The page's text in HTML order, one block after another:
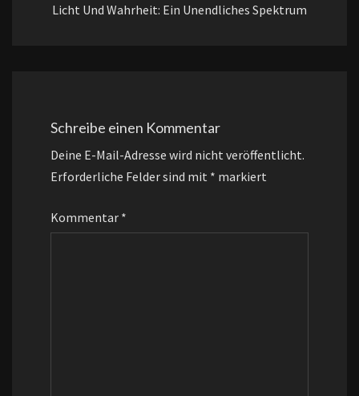
Licht Und Wahrheit: Ein Unendliches Spektrum
Schreibe einen Kommentar
Deine E-Mail-Adresse wird nicht veröffentlicht.
Erforderliche Felder sind mit * markiert
Kommentar *